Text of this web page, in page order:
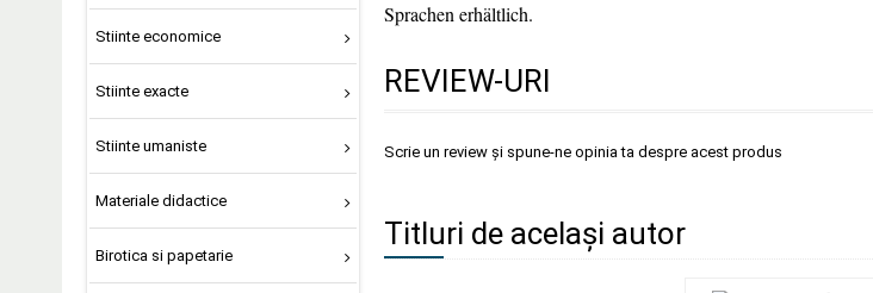
Stiinte economice
Stiinte exacte
Stiinte umaniste
Materiale didactice
Birotica si papetarie
Sprachen erhältlich.
REVIEW-URI
Scrie un review și spune-ne opinia ta despre acest produs
Titluri de același autor